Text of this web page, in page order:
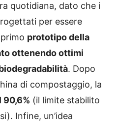
quotidiana, dato che i
per essere
prototipo della
ottenendo ottimi
. Dopo
di compostaggio, la
90,6% (il limite stabilito
Infine, un’idea